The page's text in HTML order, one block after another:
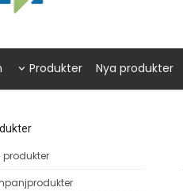
Produkter Nya produkter
produkter